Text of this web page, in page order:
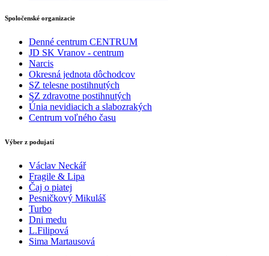
Spoločenské organizacie
Denné centrum CENTRUM
JD SK Vranov - centrum
Narcis
Okresná jednota dôchodcov
SZ telesne postihnutých
SZ zdravotne postihnutých
Únia nevidiacich a slabozrakých
Centrum voľného času
Výber z podujatí
Václav Neckář
Fragile & Lipa
Čaj o piatej
Pesničkový Mikuláš
Turbo
Dni medu
L.Filipová
Sima Martausová